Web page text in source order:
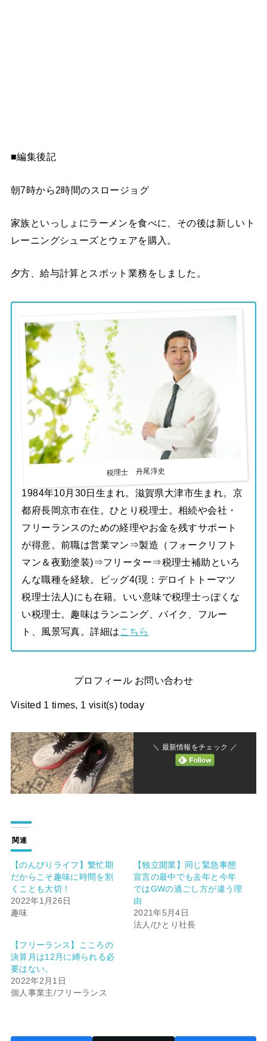
■編集後記
朝7時から2時間のスロージョグ
家族といっしょにラーメンを食べに、その後は新しいト
レーニングシューズとウェアを購入。
夕方、給与計算とスポット業務をしました。
税理士 丹尾淳史
1984年10月30日生まれ。滋賀県大津市生まれ。京
都府長岡京市在住。ひとり税理士。相続や会社・
フリーランスのための経理やお金を残すサポート
が得意。前職は営業マン⇒製造（フォークリフト
マン＆夜勤塗装)⇒フリーター⇒税理士補助といろ
んな職種を経験。ビッグ4(現：デロイトトーマツ
税理士法人)にも在籍。いい意味で税理士っぽくな
い税理士。趣味はランニング、バイク、フルー
ト、風景写真。詳細は こちら
プロフィール お問い合わせ
Visited 1 times, 1 visit(s) today
＼ 最新情報をチェック ／
関連
【のんびりライフ】繁忙期
だからこそ趣味に時間を割
くことも大切！
2022年1月26日
趣味
【独立開業】同じ緊急事態
宣言の最中でも去年と今年
ではGWの過ごし方が違う理
由
2021年5月4日
法人/ひとり社長
【フリーランス】こころの
決算月は12月に縛られる必
要はない。
2022年2月1日
個人事業主/フリーランス